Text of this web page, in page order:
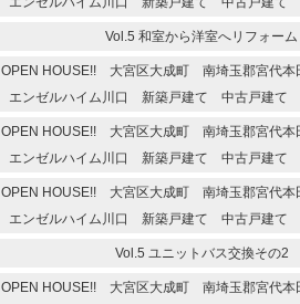
Vol.5 和室から洋室へリフォーム
OPEN HOUSE!! 大宮区大成町 南埼玉郡宮代
エンゼルハイム川口 新築戸建て 中古戸建て
OPEN HOUSE!! 大宮区大成町 南埼玉郡宮代
エンゼルハイム川口 新築戸建て 中古戸建て
OPEN HOUSE!! 大宮区大成町 南埼玉郡宮代
エンゼルハイム川口 新築戸建て 中古戸建て
Vol.5 ユニットバス交換その2
OPEN HOUSE!! 大宮区大成町 南埼玉郡宮代